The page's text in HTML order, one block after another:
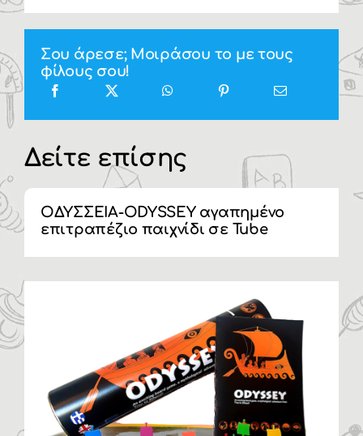
Σου άρεσε; Μοιράσου το με τους
φίλους σου!
Δείτε επίσης
ΟΔΥΣΣΕΙΑ-ODYSSEY αγαπημένο
επιτραπέζιο παιχνίδι σε Tube